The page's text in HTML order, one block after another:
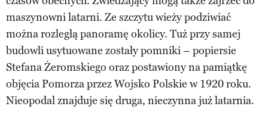
maszynowni latarni. Ze szczytu wieży podziwiać
można rozległą panoramę okolicy. Tuż przy samej
budowli usytuowane zostały pomniki – popiersie
Stefana Żeromskiego oraz postawiony na pamiątkę
objęcia Pomorza przez Wojsko Polskie w 1920 roku.
Nieopodal znajduje się druga, nieczynna już latarnia.